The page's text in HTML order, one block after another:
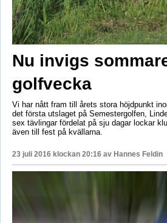
Nu invigs
golfvecka
Vi har nått fram till årets stora höjdpunkt
det första utslaget på Semestergolfen,
sex tävlingar fördelat på sju dagar lockar
även till fest på kvällarna.
23 juli 2016 klockan 20:16 av Hannes Feldin